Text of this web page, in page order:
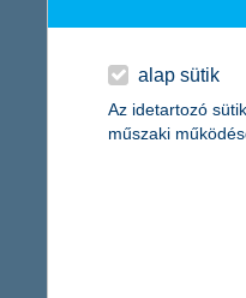
alap sütik
Az idetartozó
műszaki